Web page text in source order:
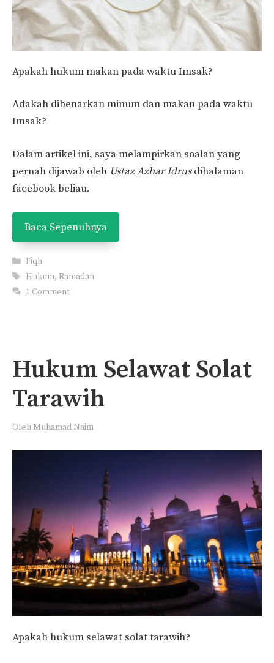
Apakah hukum makan pada waktu Imsak?
Adakah dibenarkan minum dan makan pada waktu
Imsak?
Dalam artikel ini, saya melampirkan soalan yang
pernah dijawab oleh Ustaz Azhar Idrusdihalaman
facebook beliau.
Baca Sepenuhnya
Categories
Fiqh
Tags
Hukum,Ramadan
1 Comment
Hukum Selawat Solat
Tarawih
OlehMuhamad Naim
Apakah hukum selawat solat tarawih?